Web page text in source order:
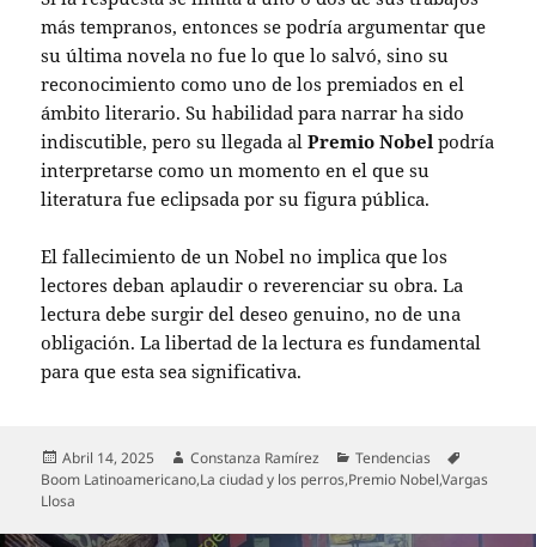
más tempranos, entonces se podría argumentar que
su última novela no fue lo que lo salvó, sino su
reconocimiento como uno de los premiados en el
ámbito literario. Su habilidad para narrar ha sido
indiscutible, pero su llegada alPremio Nobel podría
interpretarse como un momento en el que su
literatura fue eclipsada por su figura pública.
El fallecimiento de un Nobel no implica que los
lectores deban aplaudir o reverenciar su obra. La
lectura debe surgir del deseo genuino, no de una
obligación. La libertad de la lectura es fundamental
para que esta sea significativa.
Publicado
el
Abril 14, 2025 Autor
Constanza Ramírez Categorías
Tendencias
Boom Latinoamericano,La ciudad y los perros,Premio Nobel,Vargas
Llosa